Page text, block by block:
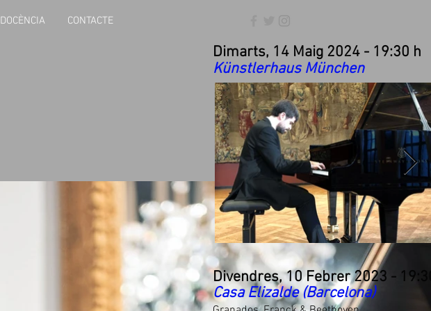
DOCÈNCIA CONTACTE
Künstlerhaus München
Dimarts, 14 Maig 2024 - 19:30 h
Casa Elizalde (Barcelona)
Divendres, 10 Febrer 2023 -